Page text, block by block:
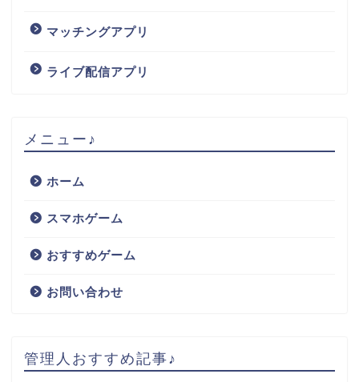
マッチングアプリ
ライブ配信アプリ
メニュー♪
ホーム
スマホゲーム
おすすめゲーム
お問い合わせ
管理人おすすめ記事♪